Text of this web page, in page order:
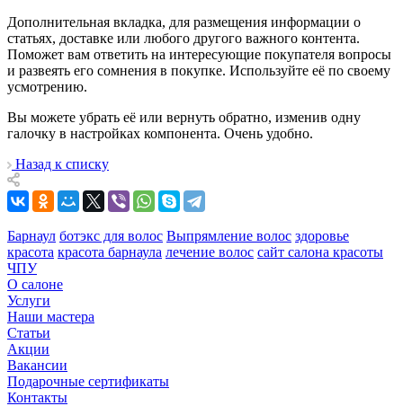
Дополнительная вкладка, для размещения информации о
статьях, доставке или любого другого важного контента.
Поможет вам ответить на интересующие покупателя вопросы
и развеять его сомнения в покупке. Используйте её по своему
усмотрению.
Вы можете убрать её или вернуть обратно, изменив одну
галочку в настройках компонента. Очень удобно.
Назад к списку
Барнаул ботэкс для волос Выпрямление волос здоровье
красота красота барнаула лечение волос сайт салона красоты
ЧПУ
О салоне
Услуги
Наши мастера
Статьи
Акции
Вакансии
Подарочные сертификаты
Контакты